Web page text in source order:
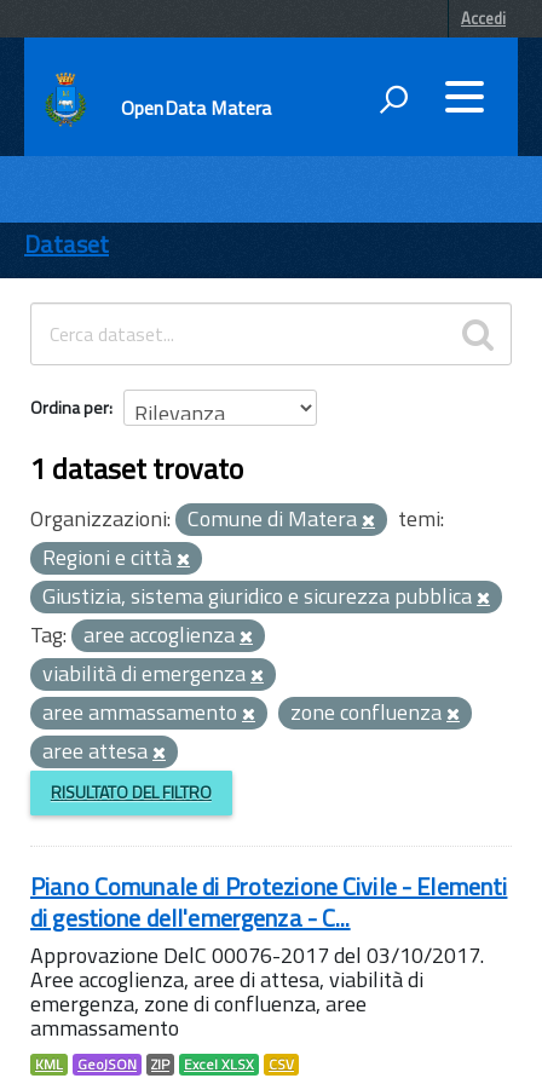
Accedi
OpenData Matera
ENTI
TEMI
INFORMAZIONI
Dataset
Ordina per
1 dataset trovato
Organizzazioni: Comune di Matera
temi:
Regioni e città
Giustizia, sistema giuridico e sicurezza pubblica
Tag: aree accoglienza
viabilità di emergenza
aree ammassamento
zone confluenza
aree attesa
RISULTATO DEL FILTRO
Piano Comunale di Protezione Civile - Elementi
di gestione dell'emergenza - C...
Approvazione DelC 00076-2017 del 03/10/2017.
Aree accoglienza, aree di attesa, viabilità di
emergenza, zone di confluenza, aree
ammassamento
KML GeoJSON ZIP Excel XLSX CSV